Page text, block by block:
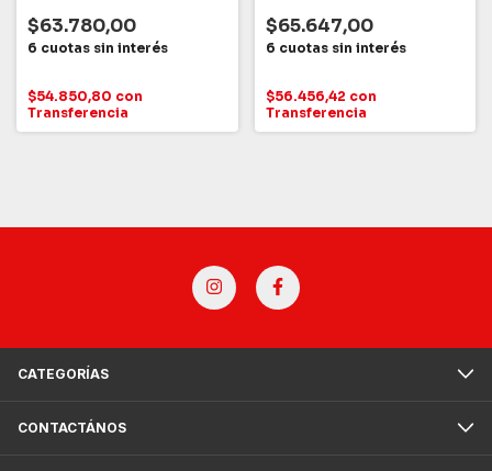
$63.780,00
$54.850,80 con
Transferencia
$65.647,00
$56.456,42 con
Transferencia
CATEGORÍAS
CONTACTÁNOS